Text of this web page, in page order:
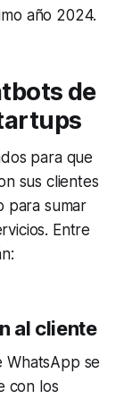
año 2024.
de
para que
sus clientes
para sumar
Entre
al cliente
WhatsApp se
con los